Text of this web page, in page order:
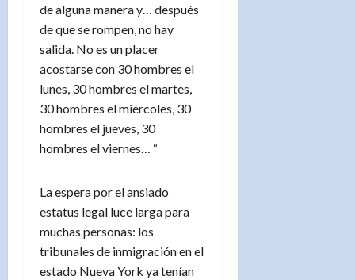
de alguna manera y… después
de que se rompen, no hay
salida. No es un placer
acostarse con 30 hombres el
lunes, 30 hombres el martes,
30 hombres el miércoles, 30
hombres el jueves, 30
hombres el viernes… “
La espera por el ansiado
estatus legal luce larga para
muchas personas: los
tribunales de inmigración en el
estado Nueva York ya tenían